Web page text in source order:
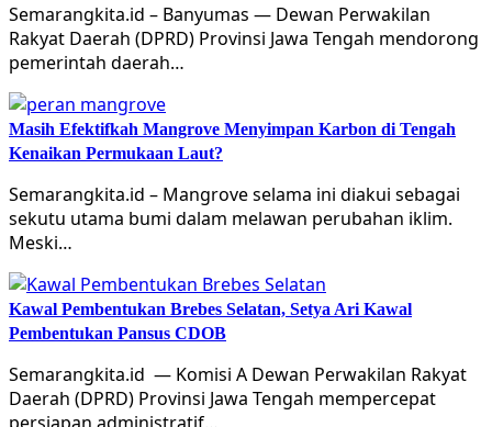
Semarangkita.id – Banyumas — Dewan Perwakilan
Rakyat Daerah (DPRD) Provinsi Jawa Tengah mendorong
pemerintah daerah…
Masih Efektifkah Mangrove Menyimpan Karbon di Tengah
Kenaikan Permukaan Laut?
Semarangkita.id – Mangrove selama ini diakui sebagai
sekutu utama bumi dalam melawan perubahan iklim.
Meski…
Kawal Pembentukan Brebes Selatan, Setya Ari Kawal
Pembentukan Pansus CDOB
Semarangkita.id — Komisi A Dewan Perwakilan Rakyat
Daerah (DPRD) Provinsi Jawa Tengah mempercepat